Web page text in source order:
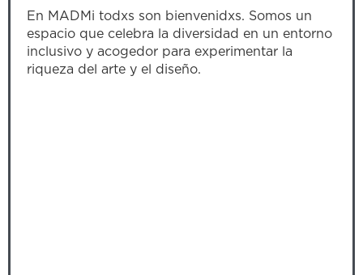
En MADMi todxs son bienvenidxs. Somos un
espacio que celebra la diversidad en un entorno
inclusivo y acogedor para experimentar la
riqueza del arte y el diseño.